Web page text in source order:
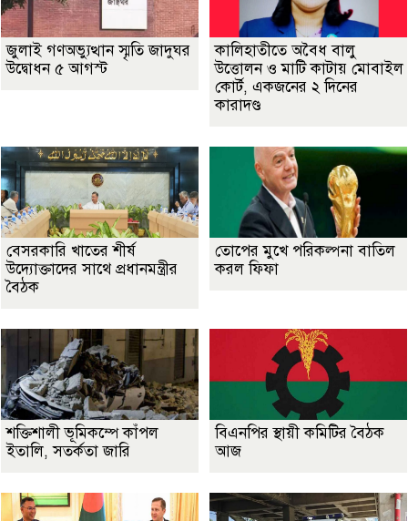
জুলাই গণঅভ্যুত্থান স্মৃতি জাদুঘর
উদ্বোধন ৫ আগস্ট
কালিহাতীতে অবৈধ বালু
উত্তোলন ও মাটি কাটায় মোবাইল
কোর্ট, একজনের ২ দিনের
কারাদণ্ড
বেসরকারি খাতের শীর্ষ
উদ্যোক্তাদের সাথে প্রধানমন্ত্রীর
বৈঠক
তোপের মুখে পরিকল্পনা বাতিল
করল ফিফা
শক্তিশালী ভূমিকম্পে কাঁপল
ইতালি, সতর্কতা জারি
বিএনপির স্থায়ী কমিটির বৈঠক
আজ